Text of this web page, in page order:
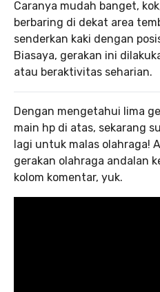
Caranya mudah banget,
berbaring di dekat area
senderkan kaki dengan
Biasaya, gerakan ini
atau beraktivitas seharian.
Dengan mengetahui lima
main hp di atas, sekarang
lagi untuk malas olahraga!
gerakan olahraga andalan
kolom komentar, yuk.